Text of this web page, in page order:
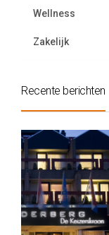
Wellness
Zakelijk
Recente berichten